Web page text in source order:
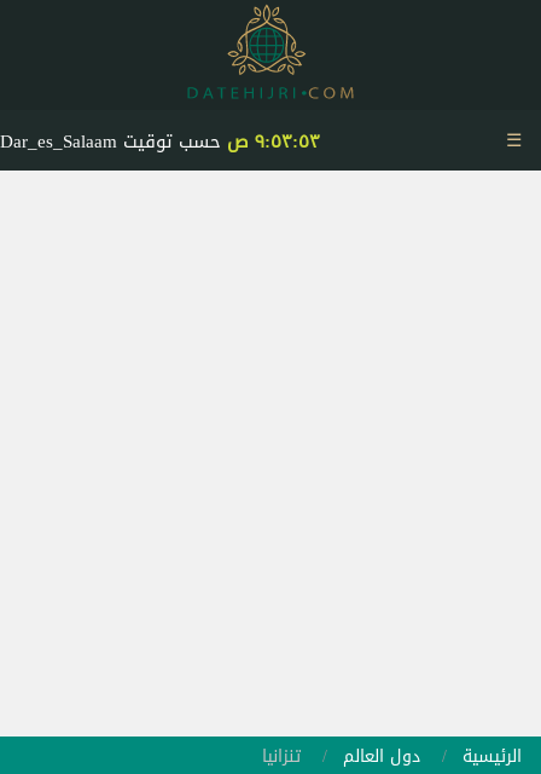
٩:٥٣:٥٤ ص حسب توقيت Dar_es_Salaam ☰
الرئيسية دول العالم تنزانيا